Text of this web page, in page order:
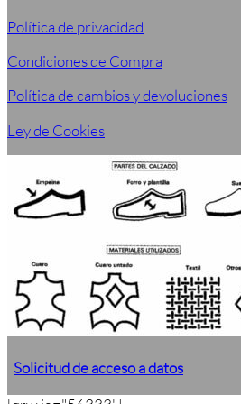
Política de privacidad
Condiciones de Compra
Política de cambios y devoluciones
Ley de Cookies
Solicitud de acceso a datos